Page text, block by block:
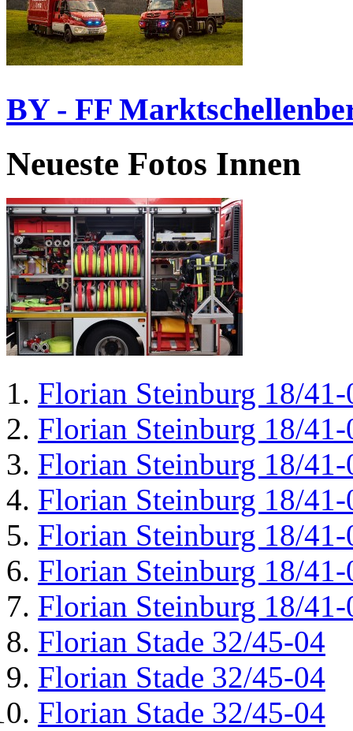
BY - FF
Neueste Fotos Innen
Florian Steinburg 18/41-
Florian Steinburg 18/41-
Florian Steinburg 18/41-
Florian Steinburg 18/41-
Florian Steinburg 18/41-
Florian Steinburg 18/41-
Florian Steinburg 18/41-
Florian Stade 32/45-04
Florian Stade 32/45-04
Florian Stade 32/45-04